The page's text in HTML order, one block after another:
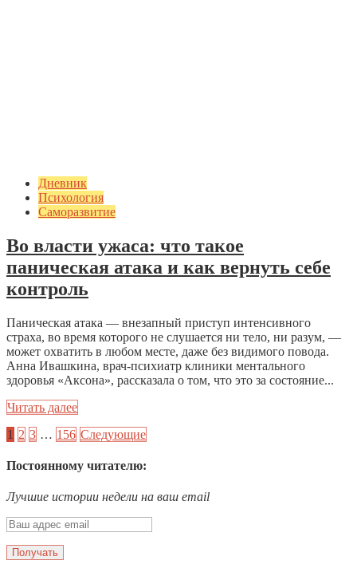
Дневник
Психология
Саморазвитие
Во власти ужаса: что такое
паническая атака и как вернуть себе
контроль
Паническая атака — внезапный приступ интенсивного
страха, во время которого не слушается ни тело, ни разум, —
может охватить в любом месте, даже без видимого повода.
Анна Ивашкина, врач-психиатр клиники ментального
здоровья «Аксона», рассказала о том, что это за состояние...
Читать далее
1 2 3 … 156 Следующие
Постоянному читателю:
Лучшие истории недели на ваш email